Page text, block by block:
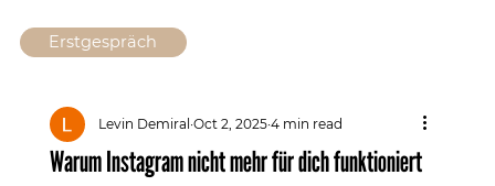
Erstgespräch
Warum Instagram nicht mehr für dich funktioniert
Levin Demiral Oct 2, 2025 4 min read